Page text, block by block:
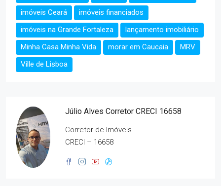
imóveis Ceará
imóveis financiados
imóveis na Grande Fortaleza
lançamento imobiliário
Minha Casa Minha Vida
morar em Caucaia
MRV
Ville de Lisboa
Júlio Alves Corretor CRECI 16658
Corretor de Imóveis
CRECI – 16658